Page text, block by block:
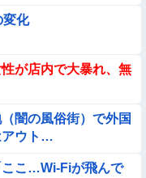
判定たのむ！！
ｗｗ
ない理由がこれ【→】
変化
が店内で大暴れ、無
闇の風俗街）で外国
アウト…
ここ…Wi-Fiが飛んで